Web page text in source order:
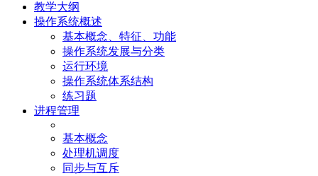
教学大纲
操作系统概述
基本概念、特征、功能
操作系统发展与分类
运行环境
操作系统体系结构
练习题
进程管理
基本概念
处理机调度
同步与互斥